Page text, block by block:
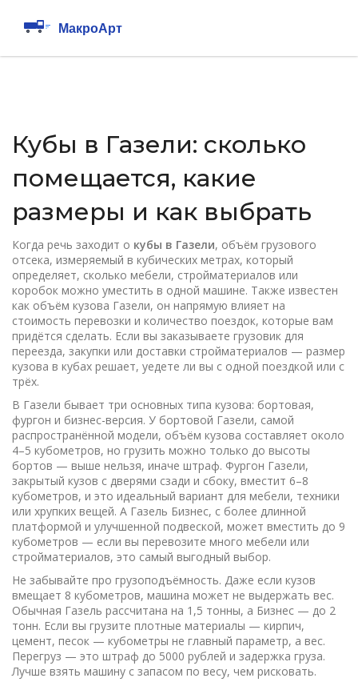
Кубы в Газели: сколько
помещается, какие
размеры и как выбрать
Когда речь заходит о кубы в Газели, объём грузового
отсека, измеряемый в кубических метрах, который
определяет, сколько мебели, стройматериалов или
коробок можно уместить в одной машине. Также известен
как объём кузова Газели, он напрямую влияет на
стоимость перевозки и количество поездок, которые вам
придётся сделать. Если вы заказываете грузовик для
переезда, закупки или доставки стройматериалов — размер
кузова в кубах решает, уедете ли вы с одной поездкой или с
трёх.
В Газели бывает три основных типа кузова: бортовая,
фургон и бизнес-версия. У бортовой Газели, самой
распространённой модели, объём кузова составляет около
4–5 кубометров, но грузить можно только до высоты
бортов — выше нельзя, иначе штраф. Фургон Газели,
закрытый кузов с дверями сзади и сбоку, вместит 6–8
кубометров, и это идеальный вариант для мебели, техники
или хрупких вещей. А Газель Бизнес, с более длинной
платформой и улучшенной подвеской, может вместить до 9
кубометров — если вы перевозите много мебели или
стройматериалов, это самый выгодный выбор.
Не забывайте про грузоподъёмность. Даже если кузов
вмещает 8 кубометров, машина может не выдержать вес.
Обычная Газель рассчитана на 1,5 тонны, а Бизнес — до 2
тонн. Если вы грузите плотные материалы — кирпич,
цемент, песок — кубометры не главный параметр, а вес.
Перегруз — это штраф до 5000 рублей и задержка груза.
Лучше взять машину с запасом по весу, чем рисковать.